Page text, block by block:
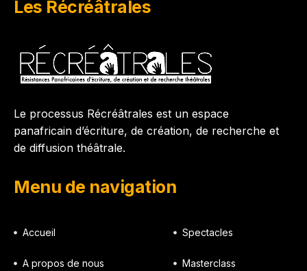
Les Récréâtrales
Le processus Récréâtrales est un espace
panafricain d’écriture, de création, de recherche et
de diffusion théâtrale.
Menu de navigation
Accueil
A propos de nous
Spectacles
Masterclass